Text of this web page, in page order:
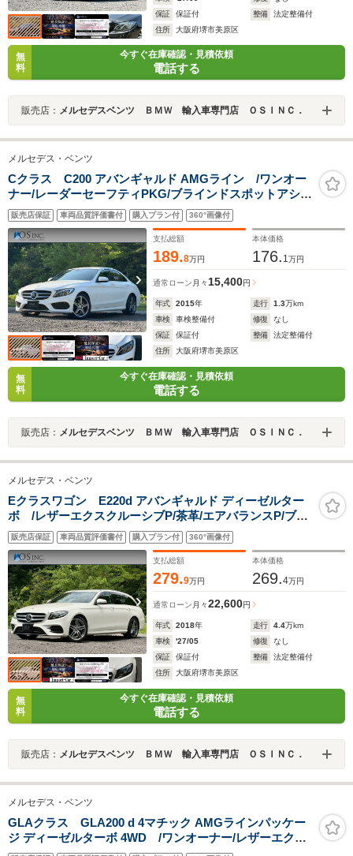
保証
保証付 整備
法定整備付
住所
大阪府堺市美原区
無
料
今すぐ在庫確認・見積依頼
電話する
販売店： メルセデスベンツ ＢＭＷ 輸入車専門店 ＯＳＩＮＣ．
メルセデス・ベンツ
Cクラス C200 アバンギャルド AMGライン /ワンオー
ナー/レーダーセーフティPKG/ブラインドスポットアシス
ト/パワーシート/シートヒーター/シートメモリー/純正ナ
ビ/Bluetooth/CD・DVD/フルセグTV/レーダークルーズ/純
正AW
販売店保証 車両品質評価書付 購入プラン付 360°画像付
支払総額
189.8万円
本体価格
176. 1万円
通常ローン 月々15,400円
年式 2015年 走行 1.3万km
車検
車検整備付 修復
なし
保証
保証付 整備
法定整備付
住所
大阪府堺市美原区
無
料
今すぐ在庫確認・見積依頼
電話する
販売店： メルセデスベンツ ＢＭＷ 輸入車専門店 ＯＳＩＮＣ．
メルセデス・ベンツ
Eクラスワゴン E220d アバンギャルド ディーゼルター
ボ /レザーエクスクルーシブP/茶革/エアバランスP/ブル
メスター/全周囲カメラ/アンビエントライ
ト/TV/Bluetooth/パワートランク/前席パワーシート・シ
ートメモリー/全席シートヒーター
販売店保証 車両品質評価書付 購入プラン付 360°画像付
支払総額
279.9万円
本体価格
269.4万円
通常ローン 月々22,600円
年式 2018年 走行 4.4万km
車検
'27/05 修復
なし
保証
保証付 整備
法定整備付
住所
大阪府堺市美原区
無
料
今すぐ在庫確認・見積依頼
電話する
販売店： メルセデスベンツ ＢＭＷ 輸入車専門店 ＯＳＩＮＣ．
メルセデス・ベンツ
GLAクラス GLA200 d 4マチック AMGラインパッケー
ジ ディーゼルターボ 4WD /ワンオーナー/レザーエクス
クルーシブP/赤革/レーダーセーフティP/全周囲カメラ/64